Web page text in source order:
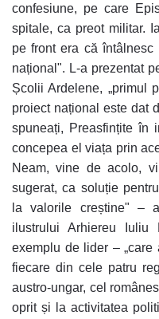
confesiune, pe care
spitale, ca preot militar.
pe front era că
național". L-a prezentat
Școlii Ardelene, „primul
proiect național este dat
spuneați, Preasfințite în
concepea el viața prin
Neam, vine de acolo,
sugerat, ca soluție
la valorile creștine" –
ilustrului Arhiereu
exemplu de lider –
fiecare din cele patru
austro-ungar, cel
oprit și la activitatea